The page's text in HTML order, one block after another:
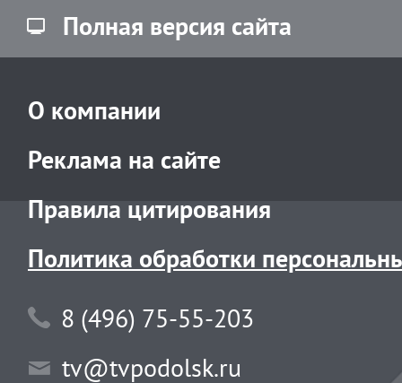
Полная версия сайта
О компании
Реклама на сайте
Правила цитирования
Политика обработки
8 (496) 75-55-203
tv@tvpodolsk.ru